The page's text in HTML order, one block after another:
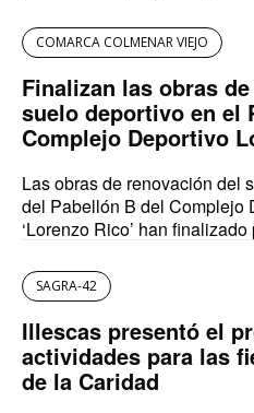
COMARCA COLMENAR VIEJO
Finalizan las obras
suelo deportivo en el
Complejo Deportivo
Las obras de renovación del
del Pabellón B del Complejo
‘Lorenzo Rico’ han
SAGRA-42
Illescas presentó el
actividades para las
de la Caridad